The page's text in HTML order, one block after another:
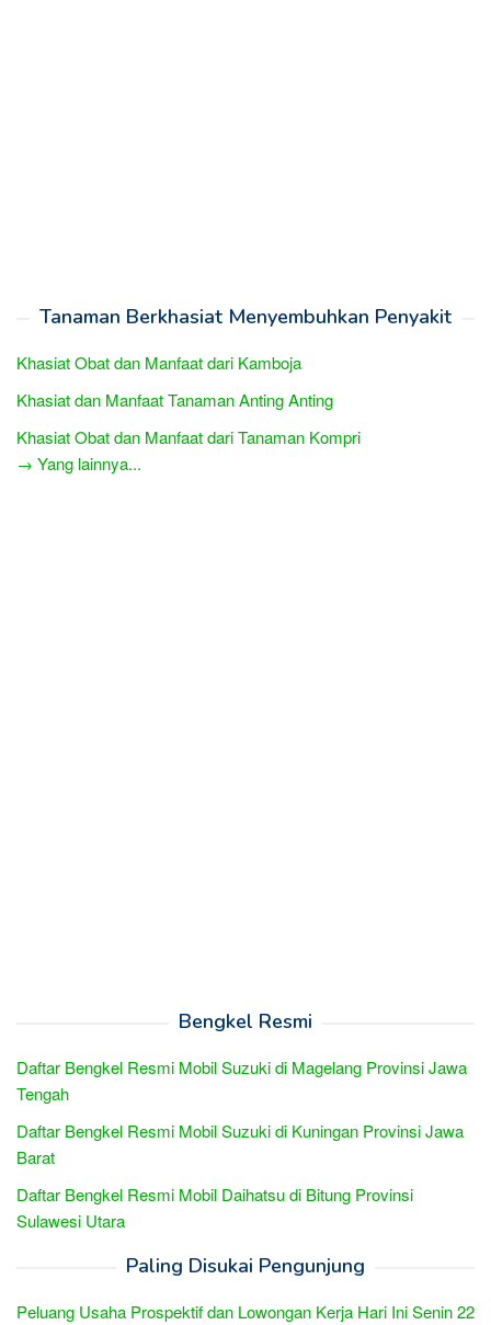
Tanaman Berkhasiat Menyembuhkan Penyakit
Khasiat Obat dan Manfaat dari Kamboja
Khasiat dan Manfaat Tanaman Anting Anting
Khasiat Obat dan Manfaat dari Tanaman Kompri
→ Yang lainnya...
Bengkel Resmi
Daftar Bengkel Resmi Mobil Suzuki di Magelang Provinsi Jawa
Tengah
Daftar Bengkel Resmi Mobil Suzuki di Kuningan Provinsi Jawa
Barat
Daftar Bengkel Resmi Mobil Daihatsu di Bitung Provinsi
Sulawesi Utara
Paling Disukai Pengunjung
Peluang Usaha Prospektif dan Lowongan Kerja Hari Ini Senin 22